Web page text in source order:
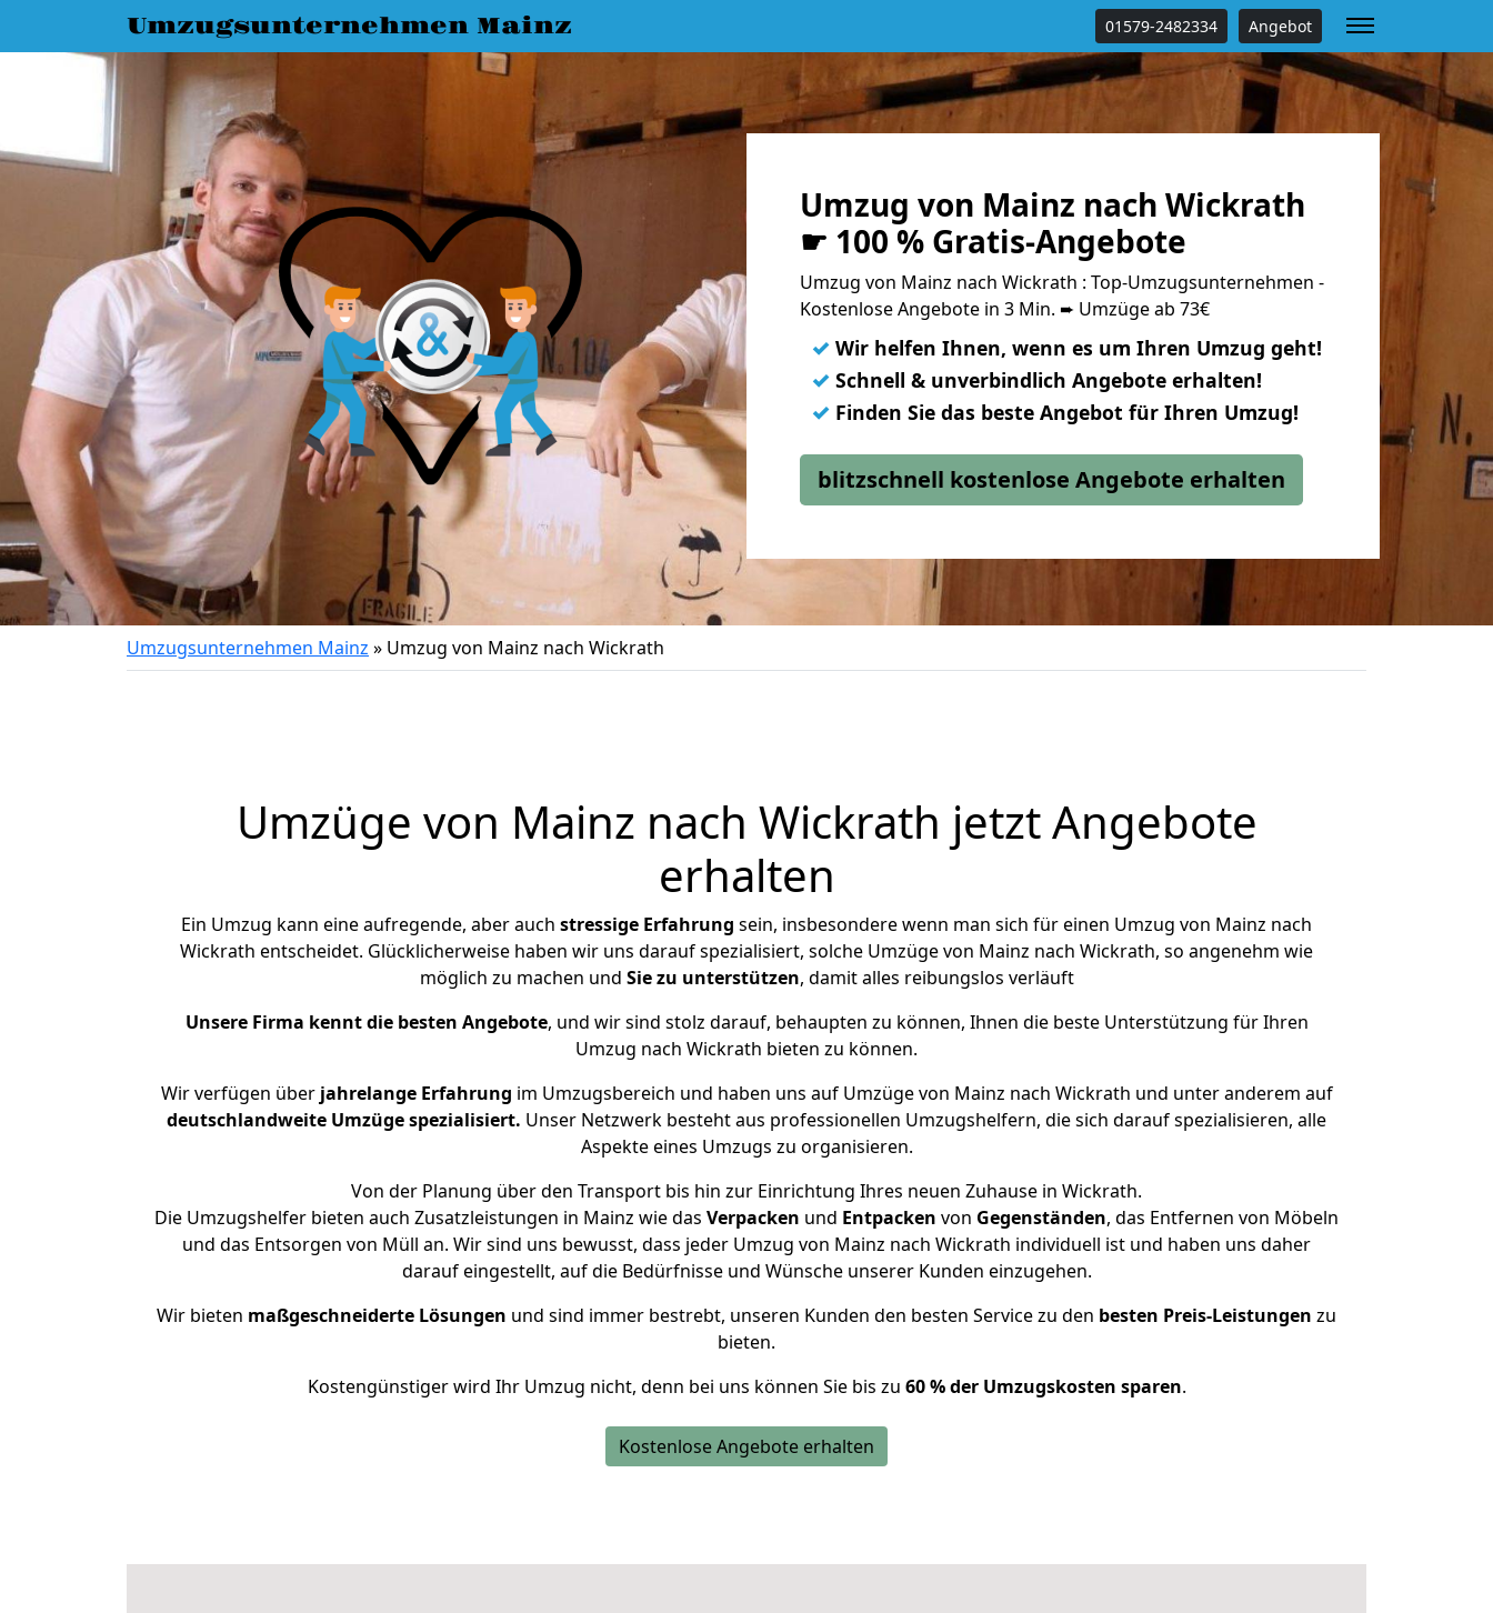
Umzugsunternehmen Mainz 01579-2482334 Angebot
Umzug von Mainz nach Wickrath
☛ 100 % Gratis-Angebote
Umzug von Mainz nach Wickrath : Top-Umzugsunternehmen -
Kostenlose Angebote in 3 Min. ➨ Umzüge ab 73€
✓ Wir helfen Ihnen, wenn es um Ihren Umzug geht!
✓ Schnell & unverbindlich Angebote erhalten!
✓ Finden Sie das beste Angebot für Ihren Umzug!
blitzschnell kostenlose Angebote erhalten
Umzugsunternehmen Mainz » Umzug von Mainz nach Wickrath
Umzüge von Mainz nach Wickrath jetzt Angebote
erhalten
Ein Umzug kann eine aufregende, aber auch stressige Erfahrung sein, insbesondere wenn man sich für einen Umzug von Mainz nach
Wickrath entscheidet. Glücklicherweise haben wir uns darauf spezialisiert, solche Umzüge von Mainz nach Wickrath, so angenehm wie
möglich zu machen und Sie zu unterstützen, damit alles reibungslos verläuft
Unsere Firma kennt die besten Angebote, und wir sind stolz darauf, behaupten zu können, Ihnen die beste Unterstützung für Ihren
Umzug nach Wickrath bieten zu können.
Wir verfügen überjahrelange Erfahrung im Umzugsbereich und haben uns auf Umzüge von Mainz nach Wickrath und unter anderem auf
deutschlandweite Umzüge spezialisiert. Unser Netzwerk besteht aus professionellen Umzugshelfern, die sich darauf spezialisieren, alle
Aspekte eines Umzugs zu organisieren.
Von der Planung über den Transport bis hin zur Einrichtung Ihres neuen Zuhause in Wickrath.
Die Umzugshelfer bieten auch Zusatzleistungen in Mainz wie das Verpacken und Entpacken von Gegenständen, das Entfernen von Möbeln
und das Entsorgen von Müll an. Wir sind uns bewusst, dass jeder Umzug von Mainz nach Wickrath individuell ist und haben uns daher
darauf eingestellt, auf die Bedürfnisse und Wünsche unserer Kunden einzugehen.
Wir bieten maßgeschneiderte Lösungen und sind immer bestrebt, unseren Kunden den besten Service zu den besten Preis-Leistungen zu
bieten.
Kostengünstiger wird Ihr Umzug nicht, denn bei uns können Sie bis zu 60 % der Umzugskosten sparen.
Kostenlose Angebote erhalten